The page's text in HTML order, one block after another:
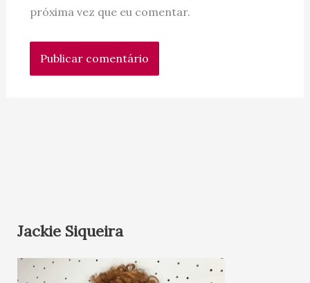
próxima vez que eu comentar.
Jackie Siqueira